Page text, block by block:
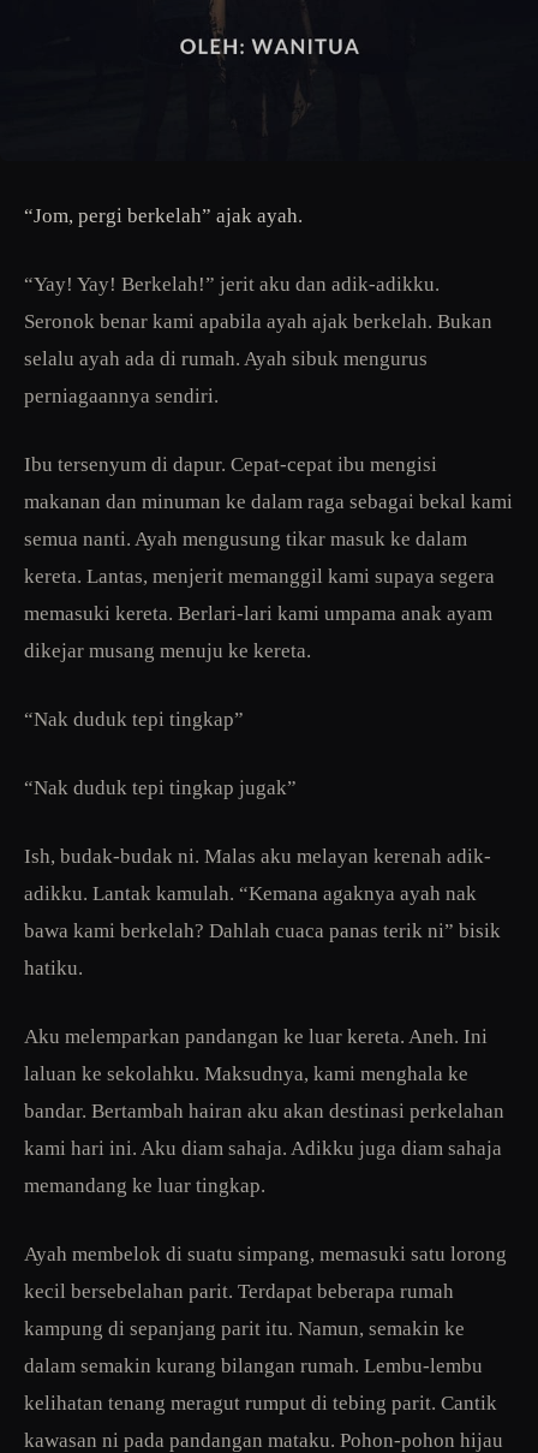
“Jom, pergi berkelah” ajak ayah.
“Yay! Yay! Berkelah!” jerit aku dan adik-adikku.
Seronok benar kami apabila ayah ajak berkelah. Bukan
selalu ayah ada di rumah. Ayah sibuk mengurus
perniagaannya sendiri.
Ibu tersenyum di dapur. Cepat-cepat ibu mengisi
makanan dan minuman ke dalam raga sebagai bekal kami
semua nanti. Ayah mengusung tikar masuk ke dalam
kereta. Lantas, menjerit memanggil kami supaya segera
memasuki kereta. Berlari-lari kami umpama anak ayam
dikejar musang menuju ke kereta.
“Nak duduk tepi tingkap”
“Nak duduk tepi tingkap jugak”
Ish, budak-budak ni. Malas aku melayan kerenah adik-
adikku. Lantak kamulah. “Kemana agaknya ayah nak
bawa kami berkelah? Dahlah cuaca panas terik ni” bisik
hatiku.
Aku melemparkan pandangan ke luar kereta. Aneh. Ini
laluan ke sekolahku. Maksudnya, kami menghala ke
bandar. Bertambah hairan aku akan destinasi perkelahan
kami hari ini. Aku diam sahaja. Adikku juga diam sahaja
memandang ke luar tingkap.
Ayah membelok di suatu simpang, memasuki satu lorong
kecil bersebelahan parit. Terdapat beberapa rumah
kampung di sepanjang parit itu. Namun, semakin ke
dalam semakin kurang bilangan rumah. Lembu-lembu
kelihatan tenang meragut rumput di tebing parit. Cantik
kawasan ni pada pandangan mataku. Pohon-pohon hijau